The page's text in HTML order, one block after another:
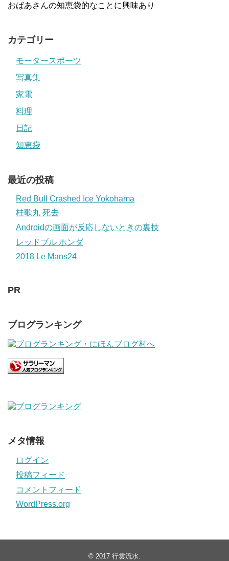
おばあさんの知恵袋的なことに興味あり
カテゴリー
モータースポーツ
写真集
家電
料理
日記
知恵袋
最近の投稿
Red Bull Crashed Ice Yokohama
桂歌丸 死去
Androidの画面が反応しないときの裏技
レッドブル ホンダ
2018 Le Mans24
PR
ブログランキング
メタ情報
ログイン
投稿フィード
コメントフィード
WordPress.org
© 2017 行雲流水